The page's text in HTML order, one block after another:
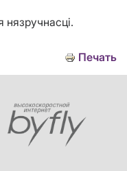
нязручнасці.
Печать